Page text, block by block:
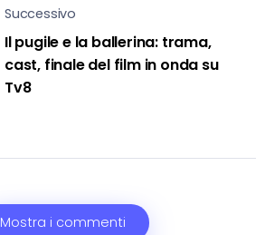
Successivo
Il pugile e la ballerina: trama,
cast, finale del film in onda su
Tv8
Mostra i commenti